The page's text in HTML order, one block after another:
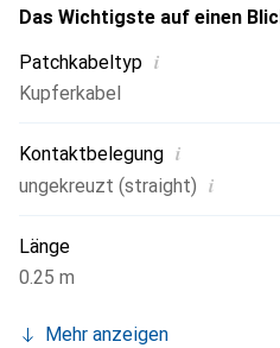
ausgestattet. Ausserdem
das Abbrechen des
Eine einfache Identifizierung
Das Wichtigste auf einen
Patchkabeltyp i
Kupferkabel
Kontaktbelegung i
ungekreuzt (straight) i
Länge
0.25 m
Mehr anzeigen